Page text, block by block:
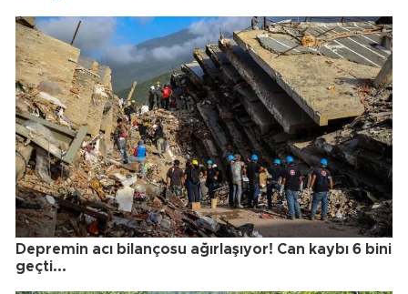
Depremin acı bilançosu ağırlaşıyor! Can kaybı 6 bini
geçti...